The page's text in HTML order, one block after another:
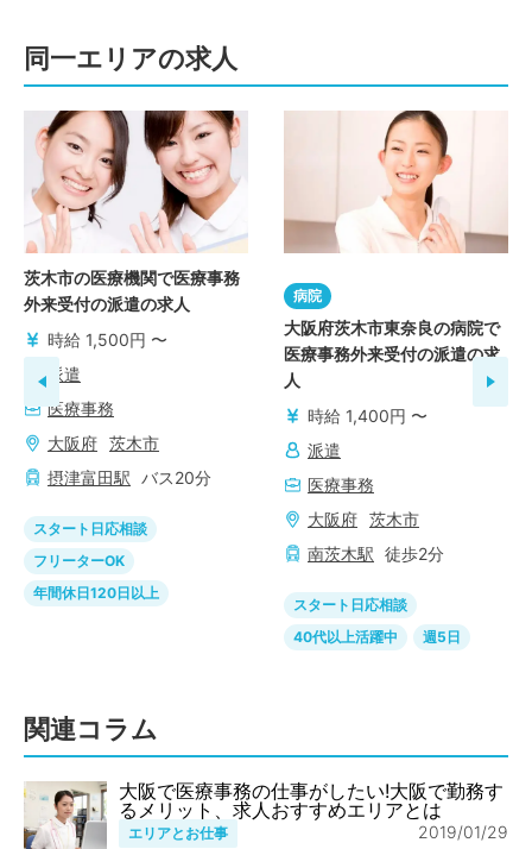
同一エリアの求人
茨木市の医療機関で医療事務
外来受付の派遣の求人
時給 1,500円 〜
派遣
医療事務
大阪府 茨木市
摂津富田駅 バス20分
スタート日応相談
フリーターOK
年間休日120日以上
病院
大阪府茨木市東奈良の病院で
医療事務外来受付の派遣の求
人
時給 1,400円 〜
派遣
医療事務
大阪府 茨木市
南茨木駅 徒歩2分
スタート日応相談
40代以上活躍中
週5日
関連コラム
大阪で医療事務の仕事がしたい!大阪で勤務す
るメリット、求人おすすめエリアとは
エリアとお仕事 2019/01/29